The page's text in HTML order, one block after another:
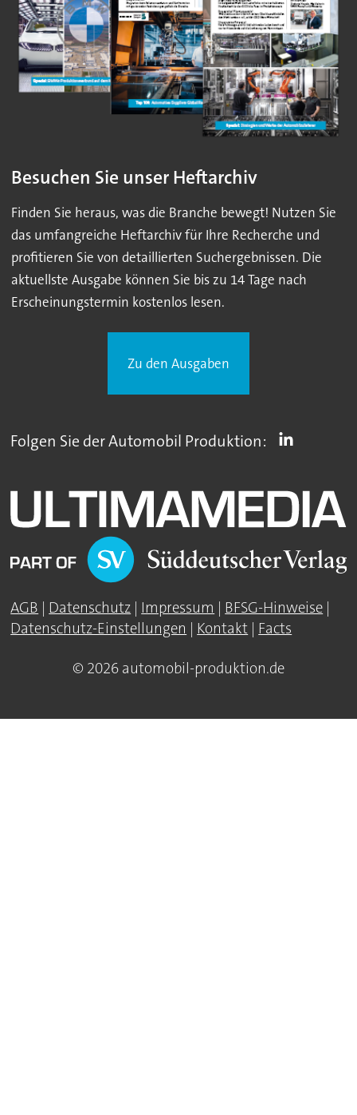
Besuchen Sie unser Heftarchiv
Finden Sie heraus, was die Branche bewegt! Nutzen Sie
das umfangreiche Heftarchiv für Ihre Recherche und
profitieren Sie von detaillierten Suchergebnissen. Die
aktuellste Ausgabe können Sie bis zu 14 Tage nach
Erscheinungstermin kostenlos lesen.
Zu den Ausgaben
Folgen Sie der Automobil Produktion:
AGB | Datenschutz | Impressum | BFSG-Hinweise |
Datenschutz-Einstellungen | Kontakt | Facts
© 2026 automobil-produktion.de